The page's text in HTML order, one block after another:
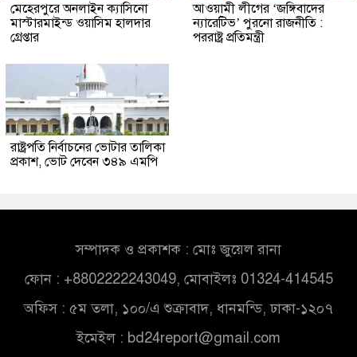
মেহেরপুরে অনলাইন ক্যাসিনো
মাস্টারমাইন্ড ওয়াসিম হালদার
গ্রেপ্তার
আওয়ামী লীগের ‘জঙ্গিবাদের
ন্যারেটিভ’ পুরনো রাজনীতি :
পররাষ্ট্র প্রতিমন্ত্রী
রাষ্ট্রপতি নির্বাচনের ভোটার তালিকা
প্রকাশ, ভোট দেবেন ৩৪৯ এমপি
সম্পাদক ও প্রকাশক : মোঃ জুয়েল রানা
ফোন : +8802222243049, মোবাইলঃ 01324-414545
অফিস : ৫ম তলা, ১০০/এ শুক্রাবাদ, ধানমন্ডি, ঢাকা-১২০৭
ইমেইল : bd24report@gmail.com